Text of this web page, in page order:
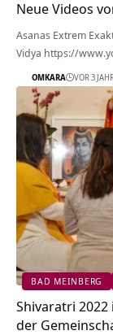
Neue Videos
Asanas Extrem
Vidya https://
OMKARA VOR 3
BAD MEINBERG
Shivaratri 2022
der